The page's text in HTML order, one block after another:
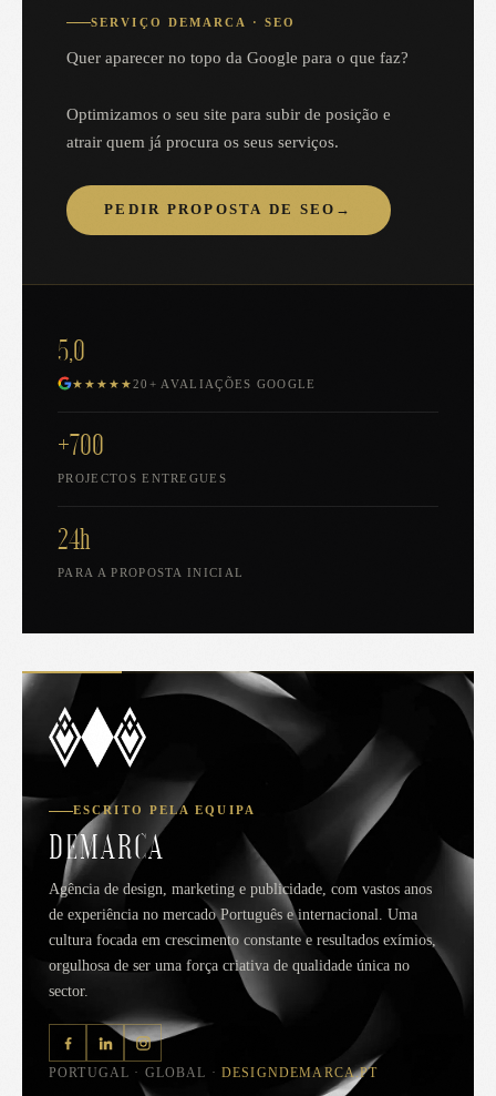
SERVIÇO DEMARCA · SEO
Quer aparecer no topo da Google para o que faz?
Optimizamos o seu site para subir de posição e
atrair quem já procura os seus serviços.
PEDIR PROPOSTA DE SEO →
5,0
★★★★★20+ AVALIAÇÕES GOOGLE
+700
PROJECTOS ENTREGUES
24h
PARA A PROPOSTA INICIAL
ESCRITO PELA EQUIPA
DEMARCA
Agência de design, marketing e publicidade, com vastos anos
de experiência no mercado Português e internacional. Uma
cultura focada em crescimento constante e resultados exímios,
orgulhosa de ser uma força criativa de qualidade única no
sector.
PORTUGAL · GLOBAL · DESIGNDEMARCA.PT